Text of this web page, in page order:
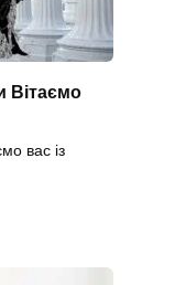
Вітаємо
вас із